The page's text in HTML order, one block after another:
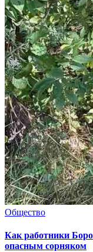
Общество
Как работники
опасным сорняком